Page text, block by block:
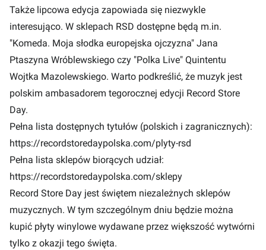
Także lipcowa edycja zapowiada się niezwykle
interesująco. W sklepach RSD dostępne będą m.in.
"Komeda. Moja słodka europejska ojczyzna" Jana
Ptaszyna Wróblewskiego czy "Polka Live" Quintentu
Wojtka Mazolewskiego. Warto podkreślić, że muzyk jest
polskim ambasadorem tegorocznej edycji Record Store
Day.
Pełna lista dostępnych tytułów (polskich i zagranicznych):
https://recordstoredaypolska.com/plyty-rsd
Pełna lista sklepów biorących udział:
https://recordstoredaypolska.com/sklepy
Record Store Day jest świętem niezależnych sklepów
muzycznych. W tym szczególnym dniu będzie można
kupić płyty winylowe wydawane przez większość wytwórni
tylko z okazji tego święta.